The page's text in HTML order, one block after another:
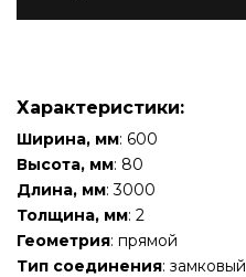
Характеристики:
Ширина, мм: 600
Высота, мм: 80
Длина, мм: 3000
Толщина, мм: 2
Геометрия: прямой
Тип соединения: замковый